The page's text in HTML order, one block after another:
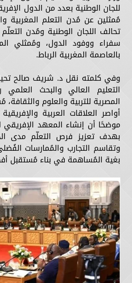
للجان الوطنية بعدد من الدول
مُمثلين عن مُدن التعلم المغربية
تحالف اللجان الوطنية ومُدن
سفراء ووفود الدول، ومُمثلي
بالعاصمة المغربية الرباط.
وفي كلمته نقل د. شريف صالح
التعليم العالي والبحث العلمي
المصرية للتربية والعلوم
أواصر العلاقات العربية
موضحًا أن إنشاء المعهد الإفريقي
بهدف تعزيز فرص التعلّم مدى
وتقاسم التجارب والمُمارسات
بغية المُساهمة في بناء مُستقبل